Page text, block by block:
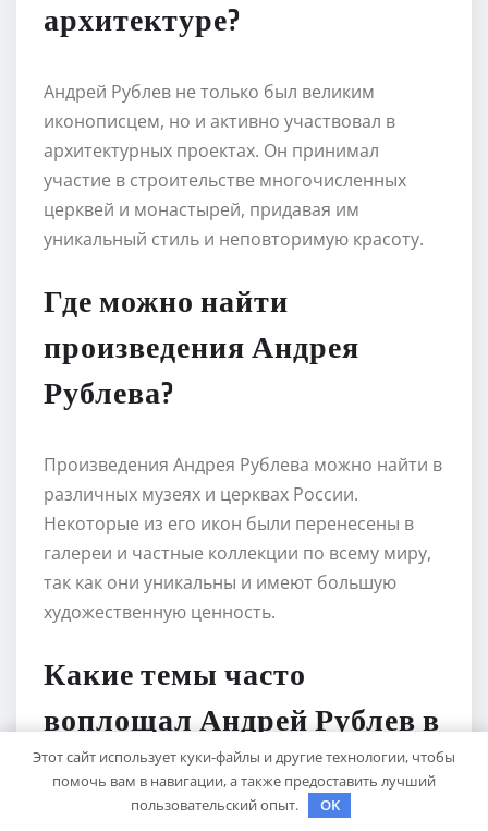
архитектуре?
Андрей Рублев не только был великим
иконописцем, но и активно участвовал в
архитектурных проектах. Он принимал
участие в строительстве многочисленных
церквей и монастырей, придавая им
уникальный стиль и неповторимую красоту.
Где можно найти
произведения Андрея
Рублева?
Произведения Андрея Рублева можно найти в
различных музеях и церквах России.
Некоторые из его икон были перенесены в
галереи и частные коллекции по всему миру,
так как они уникальны и имеют большую
художественную ценность.
Какие темы часто
воплощал Андрей Рублев в
своих иконах?
Этот сайт использует куки-файлы и другие технологии, чтобы
помочь вам в навигации, а также предоставить лучший
пользовательский опыт.
OK